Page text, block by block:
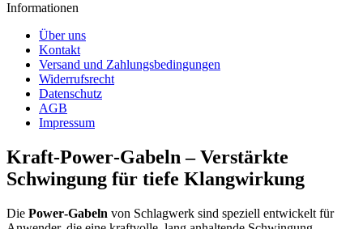
Informationen
Über uns
Kontakt
Versand und Zahlungsbedingungen
Widerrufsrecht
Datenschutz
AGB
Impressum
Kraft‑Power‑Gabeln – Verstärkte
Schwingung für tiefe Klangwirkung
Die Power‑Gabeln von Schlagwerk sind speziell entwickelt für